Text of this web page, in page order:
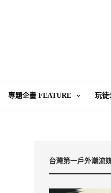
專題企畫 FEATURE 玩徒
台灣第一戶外潮流